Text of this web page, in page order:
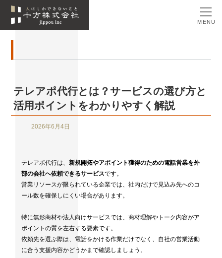
MENU
テレアポ代行とは？サービスの選び方と
活用ポイントをわかりやすく解説
2026年6月4日
テレアポ代行は、 新規開拓やアポイント獲得のための電話営業を外
部の会社へ依頼できるサービスです。
営業リソースが限られている企業では、社内だけで見込み先へのコ
ール数を確保しにくい場合があります。
特に無形商材や法人向けサービスでは、商材理解やトーク内容がア
ポイントの質を左右する要素です。
依頼先を選ぶ際は、電話をかける作業だけでなく、自社の営業活動
に合う支援内容かどうかまで確認しましょう。